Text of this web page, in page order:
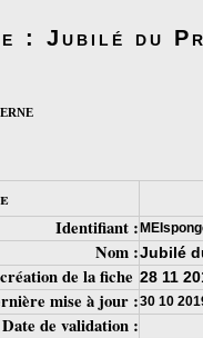
: Jubilé du
Identifiant :
Nom :Jubilé
de la fiche 28 11
mise à jour :30 10
Date de validation :